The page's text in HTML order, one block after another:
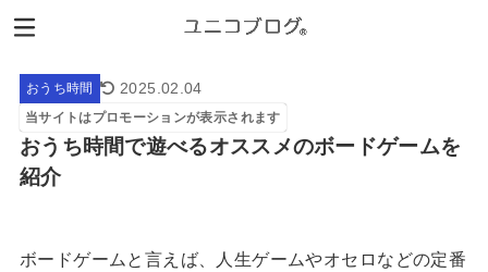
おうち時間 2025.02.04
当サイトはプロモーションが表示されます
おうち時間で遊べるオススメのボードゲームを
紹介
ボードゲームと言えば、人生ゲームやオセロなどの定番